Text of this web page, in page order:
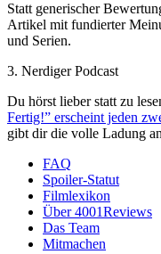
Statt generischer
Artikel mit fundierter
und Serien.
3. Nerdiger Podcast
Du hörst lieber statt zu
Fertig!” erscheint jeden
gibt dir die volle Ladung
FAQ
Spoiler-Statut
Filmlexikon
Über 4001Reviews
Das Team
Mitmachen